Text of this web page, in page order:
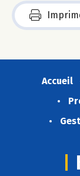
Accueil